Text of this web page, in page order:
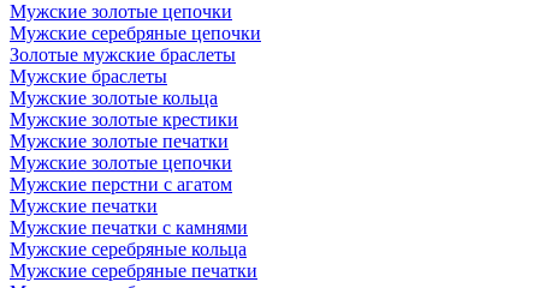
Мужские золотые цепочки
Мужские серебряные цепочки
Золотые мужские браслеты
Мужские браслеты
Мужские золотые кольца
Мужские золотые крестики
Мужские золотые печатки
Мужские золотые цепочки
Мужские перстни с агатом
Мужские печатки
Мужские печатки с камнями
Мужские серебряные кольца
Мужские серебряные печатки